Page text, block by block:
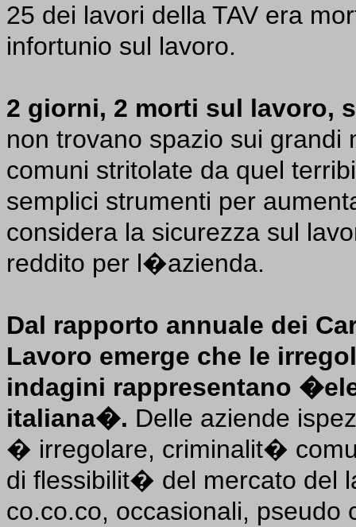
25 dei lavori della TAV era
infortunio sul lavoro.
2 giorni, 2 morti sul lavoro,
non trovano spazio sui grandi
comuni stritolate da quel
semplici strumenti per
considera la sicurezza sul
reddito per l�azienda.
Dal rapporto annuale dei
Lavoro emerge che le
indagini rappresentano
italiana�. Delle aziende
� irregolare, criminalit�
di flessibilit� del mercato del
co.co.co, occasionali, pseudo